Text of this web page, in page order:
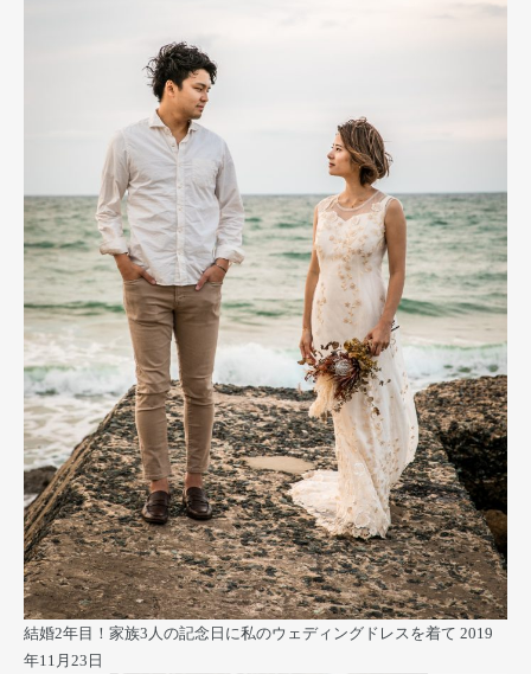
結婚2年目！家族3人の記念日に私のウェディングドレスを着て 2019
年11月23日